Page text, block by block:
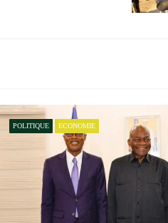
POLITIQUE ECONOMIE